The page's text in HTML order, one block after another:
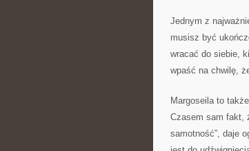
Jednym z
musisz być
wracać do siebie,
wpaść na chwilę,
Margoseila to
Czasem sam fakt,
samotność”, daje